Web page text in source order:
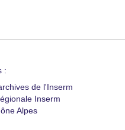
:
de l'Inserm
Inserm
Alpes